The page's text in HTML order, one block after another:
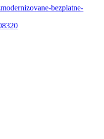
bezplatne-